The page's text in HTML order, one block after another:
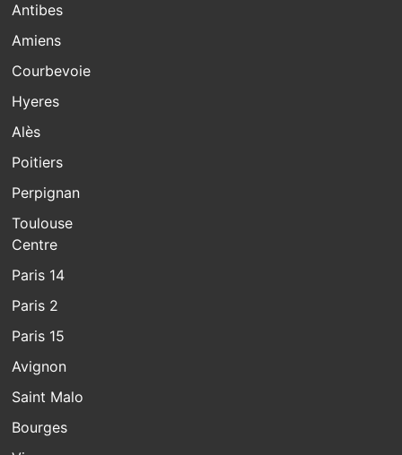
Antibes
Amiens
Courbevoie
Hyeres
Alès
Poitiers
Perpignan
Toulouse
Centre
Paris 14
Paris 2
Paris 15
Avignon
Saint Malo
Bourges